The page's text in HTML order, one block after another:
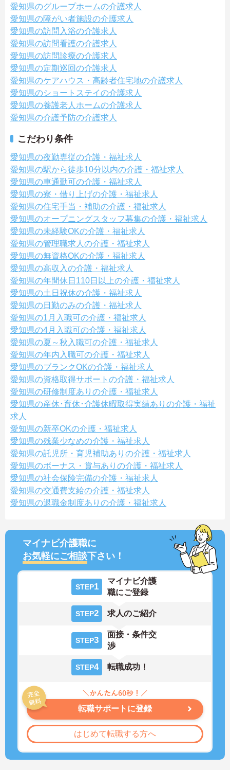
愛知県のグループホームの介護求人
愛知県の障がい者施設の介護求人
愛知県の訪問入浴の介護求人
愛知県の訪問看護の介護求人
愛知県の訪問診療の介護求人
愛知県の定期巡回の介護求人
愛知県のケアハウス・高齢者住宅地の介護求人
愛知県のショートステイの介護求人
愛知県の養護老人ホームの介護求人
愛知県の介護予防の介護求人
こだわり条件
愛知県の夜勤専従の介護・福祉求人
愛知県の駅から徒歩10分以内の介護・福祉求人
愛知県の車通勤可の介護・福祉求人
愛知県の寮・借り上げの介護・福祉求人
愛知県の住宅手当・補助の介護・福祉求人
愛知県のオープニングスタッフ募集の介護・福祉求人
愛知県の未経験OKの介護・福祉求人
愛知県の管理職求人の介護・福祉求人
愛知県の無資格OKの介護・福祉求人
愛知県の高収入の介護・福祉求人
愛知県の年間休日110日以上の介護・福祉求人
愛知県の土日祝休の介護・福祉求人
愛知県の日勤のみの介護・福祉求人
愛知県の1月入職可の介護・福祉求人
愛知県の4月入職可の介護・福祉求人
愛知県の夏～秋入職可の介護・福祉求人
愛知県の年内入職可の介護・福祉求人
愛知県のブランクOKの介護・福祉求人
愛知県の資格取得サポートの介護・福祉求人
愛知県の研修制度ありの介護・福祉求人
愛知県の産休･育休･介護休暇取得実績ありの介護・福祉
求人
愛知県の新卒OKの介護・福祉求人
愛知県の残業少なめの介護・福祉求人
愛知県の託児所・育児補助ありの介護・福祉求人
愛知県のボーナス・賞与ありの介護・福祉求人
愛知県の社会保険完備の介護・福祉求人
愛知県の交通費支給の介護・福祉求人
愛知県の退職金制度ありの介護・福祉求人
マイナビ介護職に
お気軽にご相談下さい！
STEP1
マイナビ介護
職にご登録
STEP2 求人のご紹介
STEP3
面接・条件交
渉
STEP4 転職成功！
転職サポートに登録
はじめて転職する方へ